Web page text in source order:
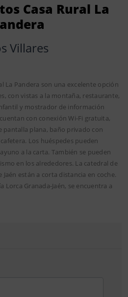
Casa Rural La
Villares
La Pandera son una excelente opción
con vistas a la montaña, restaurante,
y mostrador de información
con conexión Wi-Fi gratuita,
pantalla plana, baño privado con
Los huéspedes pueden
a la carta. También se pueden
en los alrededores. La catedral de
Jaén están a corta distancia en coche.
Lorca Granada-Jaén, se encuentra a